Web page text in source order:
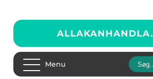
ALLAKANHANDLA.
Menu